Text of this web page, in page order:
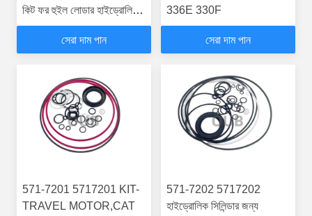
কিট ফর হুইল লোডার হাইড্রোলিক
সিলিন্ডার মেইনটেনেন্স সার্ভিস
সেরা দাম পান
336E 330F
সেরা দাম পান
571-7201 5717201 KIT-
TRAVEL MOTOR,CAT
571-7202 5717202
হাইড্রোলিক সিলিন্ডার জন্য